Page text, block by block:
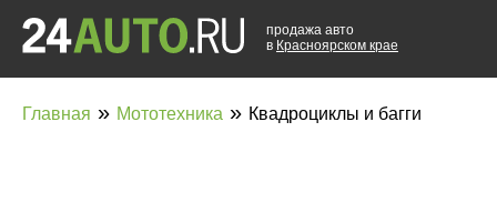
продажа авто
в Красноярском крае
Главная » Мототехника » Квадроциклы и багги